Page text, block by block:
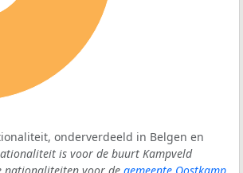
onderverdeeld in Belgen en
is voor de buurt Kampveld
nationaliteiten voor de gemeente Oostkamp